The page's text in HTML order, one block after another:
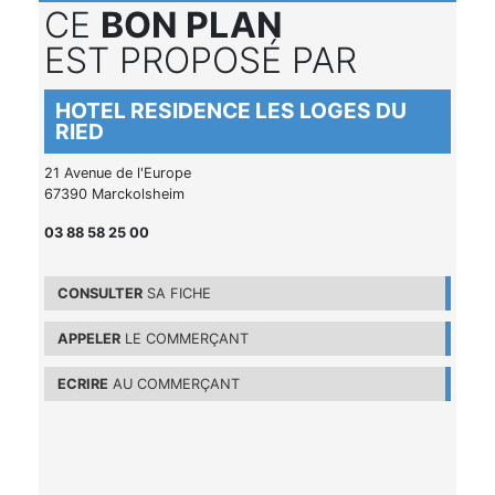
CE BON PLAN
EST PROPOSÉ PAR
HOTEL RESIDENCE LES LOGES DU
RIED
21 Avenue de l'Europe
67390 Marckolsheim
03 88 58 25 00
CONSULTER SA FICHE
APPELER LE COMMERÇANT
ECRIRE AU COMMERÇANT